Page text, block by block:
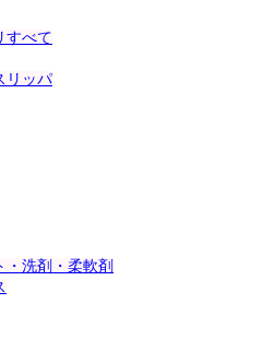
すべて
リッパ
・洗剤・柔軟剤